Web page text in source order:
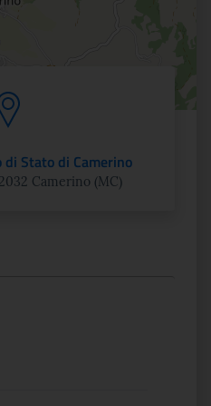
di Stato di Camerino
Camerino (MC)